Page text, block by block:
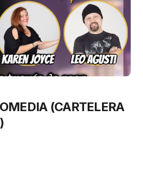
(CARTELERA